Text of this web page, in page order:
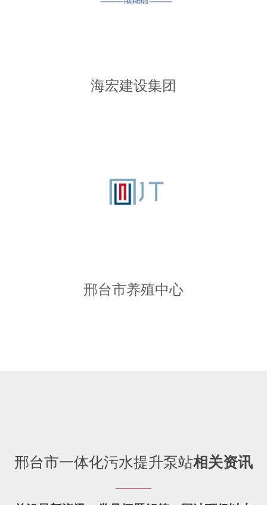
海宏建设集团
邢台市养殖中心
邢台市一体化污水提升泵站相关资讯